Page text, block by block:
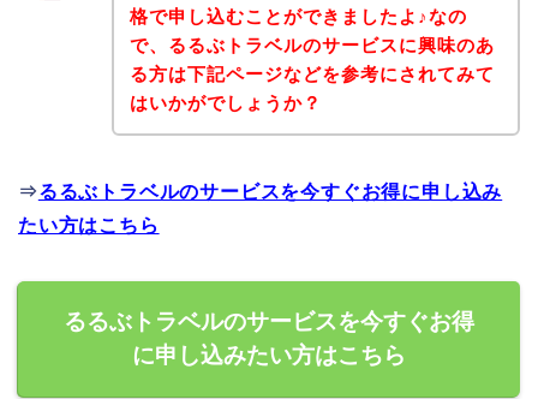
格で申し込むことができましたよ♪なの
で、るるぶトラベルのサービスに興味のあ
る方は下記ページなどを参考にされてみて
はいかがでしょうか？
⇒るるぶトラベルのサービスを今すぐお得に申し込み
たい方はこちら
るるぶトラベルのサービスを今すぐお得
に申し込みたい方はこちら